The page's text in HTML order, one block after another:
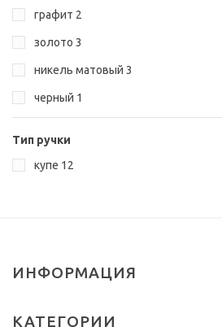
графит 2
золото 3
никель матовый 3
черный 1
Тип ручки
купе 12
ИНФОРМАЦИЯ
КАТЕГОРИИ